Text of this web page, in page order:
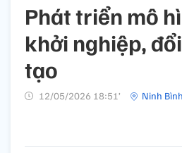
Phát triển mô
khởi nghiệp,
tạo
12/05/2026 18:51’ Ninh Bình